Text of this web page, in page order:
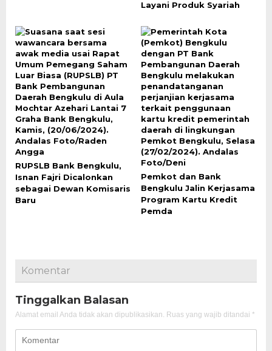
Layani Produk Syariah
RUPSLB Bank Bengkulu,
Isnan Fajri Dicalonkan
sebagai Dewan Komisaris
Baru
Pemkot dan Bank
Bengkulu Jalin Kerjasama
Program Kartu Kredit
Pemda
Komentar
Tinggalkan Balasan
Alamat email Anda tidak akan dipublikasikan. Ruas yang wajib ditandai *